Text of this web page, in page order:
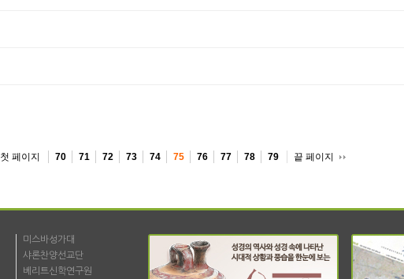
첫 페이지 70 71 72 73 74 75 76 77 78 79 끝 페이지
미스바성가대
샤론찬양선교단
베리트신학연구원